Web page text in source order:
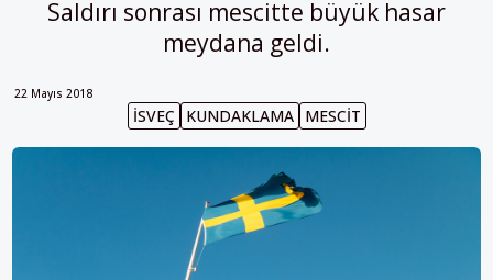
Saldırı sonrası mescitte büyük hasar
meydana geldi.
22 Mayıs 2018
İSVEÇ KUNDAKLAMA MESCIT